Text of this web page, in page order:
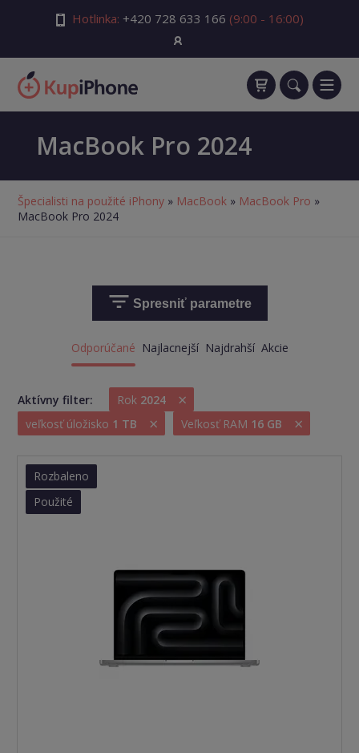
Hotlinka: +420 728 633 166 (9:00 - 16:00)
MacBook Pro 2024
Špecialisti na použité iPhony » MacBook » MacBook Pro »
MacBook Pro 2024
Spresniť parametre
Odporúčané Najlacnejší Najdrahší Akcie
Aktívny filter: Rok 2024 ×
veľkosť úložisko 1 TB × Veľkosť RAM 16 GB ×
Rozbaleno
Použité